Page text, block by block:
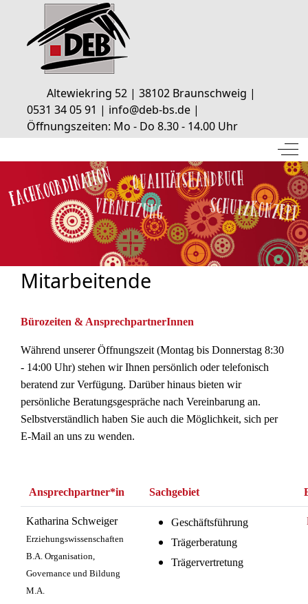
Altewiekring 52 | 38102 Braunschweig |
0531 34 05 91 | info@deb-bs.de |
Öffnungszeiten: Mo - Do 8.30 - 14.00 Uhr
Mitarbeitende
Bürozeiten & AnsprechpartnerInnen
Während unserer Öffnungszeit (Montag bis Donnerstag 8:30
- 14:00 Uhr) stehen wir Ihnen persönlich oder telefonisch
beratend zur Verfügung. Darüber hinaus bieten wir
persönliche Beratungsgespräche nach Vereinbarung an.
Selbstverständlich haben Sie auch die Möglichkeit, sich per
E-Mail an uns zu wenden.
Ansprechpartner*in Sachgebiet
Katharina Schweiger
Erziehungswissenschaften
B.A. Organisation,
Governance und Bildung
M.A.
Geschäftsführung
Trägerberatung
Trägervertretung